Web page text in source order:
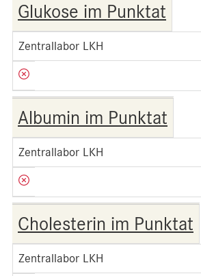
Glukose im Punktat
Zentrallabor LKH
Albumin im Punktat
Zentrallabor LKH
Cholesterin im Punktat
Zentrallabor LKH